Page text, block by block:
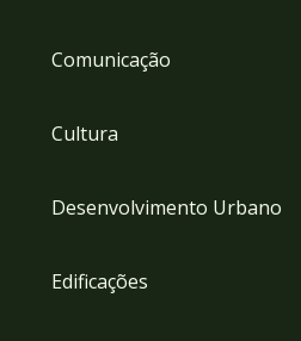
Comunicação
Cultura
Desenvolvimento Urbano
Edificações